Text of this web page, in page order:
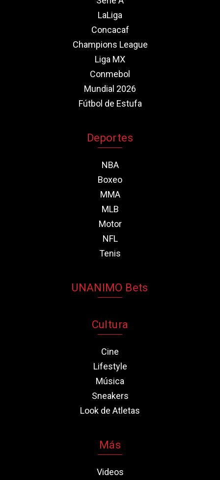
LaLiga
Concacaf
Champions League
Liga MX
Conmebol
Mundial 2026
Fútbol de Estufa
Deportes
NBA
Boxeo
MMA
MLB
Motor
NFL
Tenis
UNANIMO Bets
Cultura
Cine
Lifestyle
Música
Sneakers
Look de Atletas
Más
Videos